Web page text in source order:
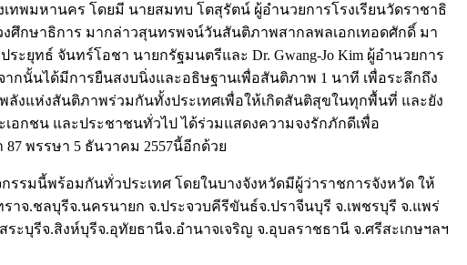
ทพมหานคร โดยมี นายสมทบ โตสุรัตน์ ผู้อำนวยการโรงเรียนวัดราชาธิ
ศึกษาธิการ มากล่าวสุนทรพจน์วันสันติภาพสากลพลเอกเทอดศักดิ์ มา
ยุทธ์ จันทร์โอชา นายกรัฐมนตรีและ Dr. Gwang-Jo Kim ผู้อำนวยการ
กนั้นได้มีการยืนสงบนิ่งและอธิษฐานเพื่อสันติภาพ 1 นาที เพื่อระลึกถึง
งแห่งสันติภาพร่วมกันทั้งประเทศเพื่อให้เกิดสันติสุขในทุกพื้นที่ และยัง
อกชน และประชาชนทั่วไป ได้ร่วมแสดงความจงรักภักดีเพื่อ
พรรษา 5 ธันวาคม 2557นี้อีกด้วย
รรมนี้พร้อมกันทั่วประเทศ โดยในบางจังหวัดมีผู้ว่าราชการจังหวัด ให้
จ.ชลบุรีจ.นครนายก จ.ประจวบคีรีขันธ์จ.ปราจีนบุรี จ.เพชรบุรี จ.แพร่
ะบุรีจ.สิงห์บุรีจ.อุทัยธานีจ.อำนาจเจริญ จ.อุบลราชธานี จ.ศรีสะเกษฯลฯ